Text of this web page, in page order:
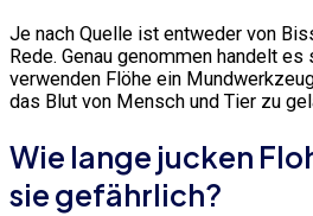
Je nach Quelle ist entweder von
Rede. Genau genommen handelt
verwenden Flöhe ein
das Blut von Mensch und Tier zu
Wie lange jucken
sie gefährlich?